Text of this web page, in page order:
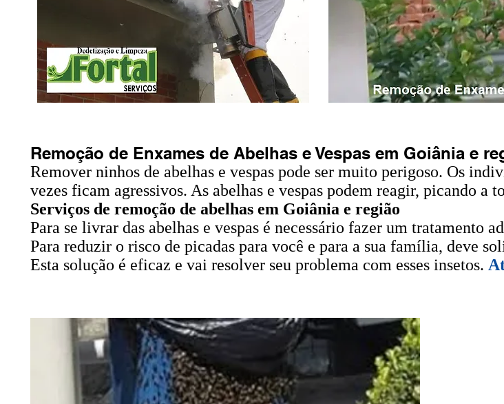
Remoção de Enxames de Abelhas e Vespas em Goiânia e
Remover ninhos de abelhas e vespas pode ser muito perigoso. Os
vezes ficam agressivos. As abelhas e vespas podem reagir, picando a
Serviços de remoção de abelhas em Goiânia e região
Para se livrar das abelhas e vespas é necessário fazer um tratamento
Para reduzir o risco de picadas para você e para a sua família, deve
Esta solução é eficaz e vai resolver seu problema com esses insetos.